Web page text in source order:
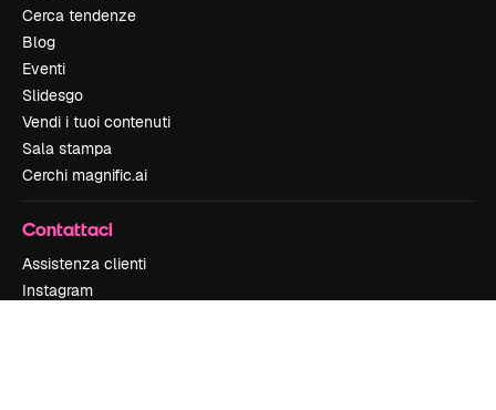
Cerca tendenze
Blog
Eventi
Slidesgo
Vendi i tuoi contenuti
Sala stampa
Cerchi magnific.ai
Contattaci
Assistenza clienti
Instagram